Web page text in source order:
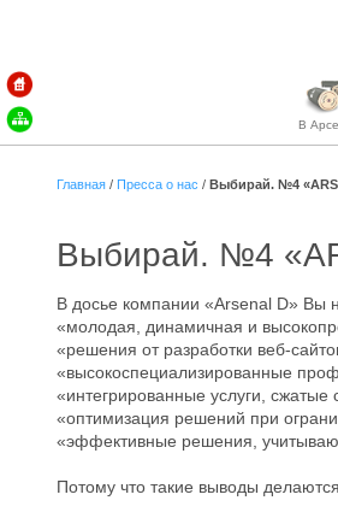
В
Главная / Пресса о нас / Выбирай. №4
Выбирай. №4
В досье компании «Arsenal D» Вы
«молодая, динамичная и
«решения от разработки веб-
«высокоспециализированные
«интегрированные услуги, сжатые
«оптимизация решений при
«эффективные решения,
Потому что такие выводы